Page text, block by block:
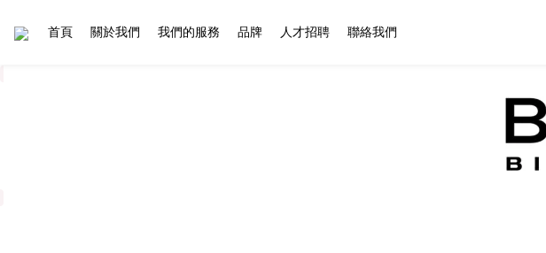
首頁 關於我們 我們的服務 品牌 人才招聘 聯絡我們